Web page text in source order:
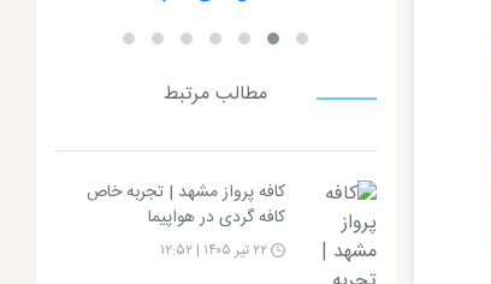
مطالب مرتبط
کافه پرواز مشهد | تجربه خاص
کافه گردی در هواپیما
۲۲ تیر ۱۴۰۵ | ۱۲:۵۲